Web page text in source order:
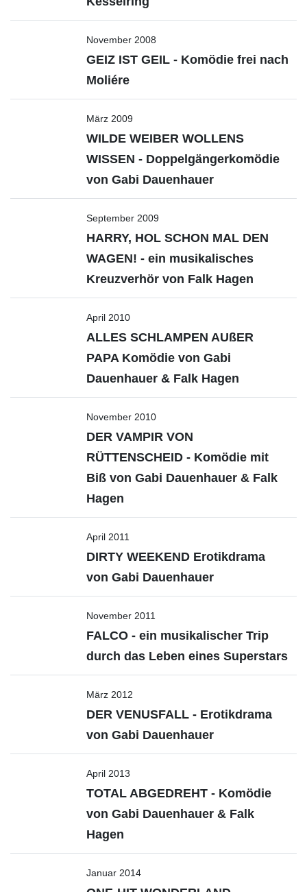
November 2008
GEIZ IST GEIL - Komödie frei nach
Moliére
März 2009
WILDE WEIBER WOLLENS
WISSEN - Doppelgängerkomödie
von Gabi Dauenhauer
September 2009
HARRY, HOL SCHON MAL DEN
WAGEN! - ein musikalisches
Kreuzverhör von Falk Hagen
April 2010
ALLES SCHLAMPEN AUßER
PAPA Komödie von Gabi
Dauenhauer & Falk Hagen
November 2010
DER VAMPIR VON
RÜTTENSCHEID - Komödie mit
Biß von Gabi Dauenhauer & Falk
Hagen
April 2011
DIRTY WEEKEND Erotikdrama
von Gabi Dauenhauer
November 2011
FALCO - ein musikalischer Trip
durch das Leben eines Superstars
März 2012
DER VENUSFALL - Erotikdrama
von Gabi Dauenhauer
April 2013
TOTAL ABGEDREHT - Komödie
von Gabi Dauenhauer & Falk
Hagen
Januar 2014